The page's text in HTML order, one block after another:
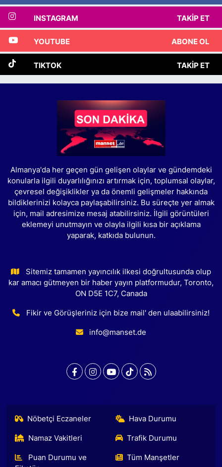
INSTAGRAM TAKIP ET
YOUTUBE ABONE OL
TIKTOK TAKIP ET
Almanya'da her geçen gün gelişen olaylar ve gündemdeki
konularla ilgili duyarlılığınızı artırmak için, toplumsal olaylar,
çevresel değişiklikler ya da önemli gelişmeler hakkında
bildiklerinizi kolayca paylaşabilirsiniz. Bu süreçte yer almak
için, mail adresimize mesaj atabilirsiniz. İlgili görüntüleri
eklemeyi unutmayın ve olayla ilgili kısa bir açıklama
yaparak, katkıda bulunun.
Sitemiz tamamen yayıncılık ilkesi doğrultusunda olup
kar amacı gütmeyen bir haber yayın platformudur, Toronto,
ON D5E 1C7, Canada
Fikir ve Görüşleriniz için bize mail' den ulaabilirsiniz!
info@manset.de
Nöbetçi Eczaneler Hava Durumu
Namaz Vakitleri Trafik Durumu
Puan Durumu ve
Tüm Manşetler